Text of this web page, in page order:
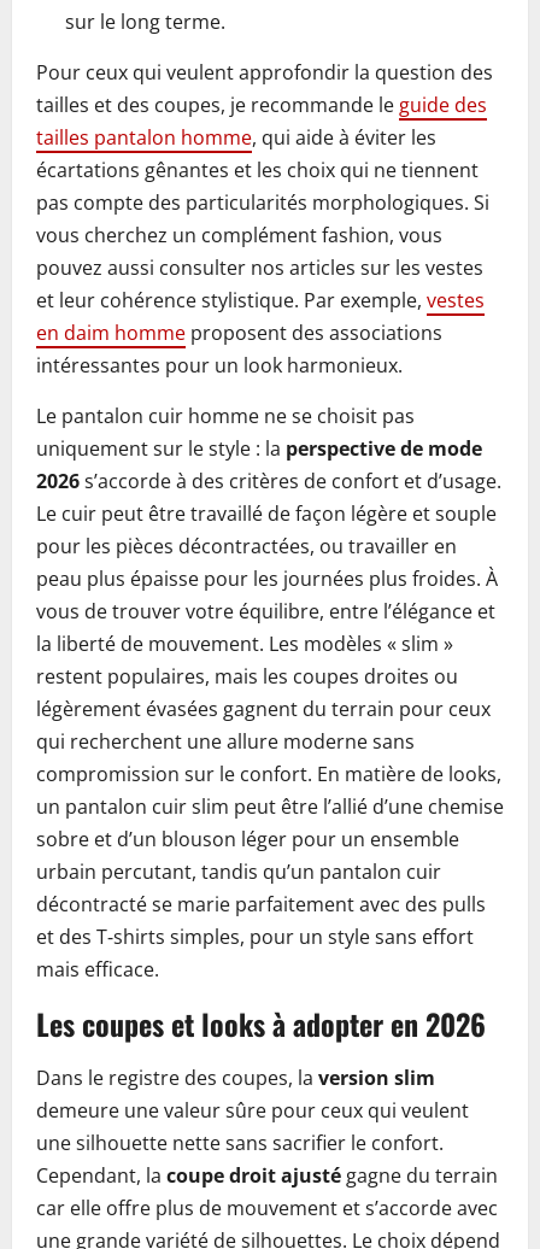
sur le long terme.
Pour ceux qui veulent approfondir la question des
tailles et des coupes, je recommande le guide des
tailles pantalon homme, qui aide à éviter les
écartations gênantes et les choix qui ne tiennent
pas compte des particularités morphologiques. Si
vous cherchez un complément fashion, vous
pouvez aussi consulter nos articles sur les vestes
et leur cohérence stylistique. Par exemple, vestes
en daim homme proposent des associations
intéressantes pour un look harmonieux.
Le pantalon cuir homme ne se choisit pas
uniquement sur le style : la perspective de mode
2026s’accorde à des critères de confort et d’usage.
Le cuir peut être travaillé de façon légère et souple
pour les pièces décontractées, ou travailler en
peau plus épaisse pour les journées plus froides. À
vous de trouver votre équilibre, entre l’élégance et
la liberté de mouvement. Les modèles « slim »
restent populaires, mais les coupes droites ou
légèrement évasées gagnent du terrain pour ceux
qui recherchent une allure moderne sans
compromission sur le confort. En matière de looks,
un pantalon cuir slim peut être l’allié d’une chemise
sobre et d’un blouson léger pour un ensemble
urbain percutant, tandis qu’un pantalon cuir
décontracté se marie parfaitement avec des pulls
et des T‑shirts simples, pour un style sans effort
mais efficace.
Les coupes et looks à adopter en 2026
Dans le registre des coupes, la version slim
demeure une valeur sûre pour ceux qui veulent
une silhouette nette sans sacrifier le confort.
Cependant, la coupe droit ajusté gagne du terrain
car elle offre plus de mouvement et s’accorde avec
une grande variété de silhouettes. Le choix dépend